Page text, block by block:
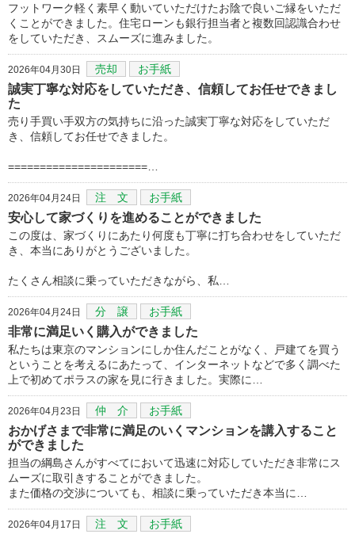
フットワーク軽く素早く動いていただけたお陰で良いご縁をいただ
くことができました。住宅ローンも銀行担当者と複数回認識合わせ
をしていただき、スムーズに進みました。
2026年04月30日 売却 お手紙
誠実丁寧な対応をしていただき、信頼してお任せできまし
た
売り手買い手双方の気持ちに沿った誠実丁寧な対応をしていただ
き、信頼してお任せできました。
======================…
2026年04月24日 注 文 お手紙
安心して家づくりを進めることができました
この度は、家づくりにあたり何度も丁寧に打ち合わせをしていただ
き、本当にありがとうございました。
たくさん相談に乗っていただきながら、私…
2026年04月24日 分 譲 お手紙
非常に満足いく購入ができました
私たちは東京のマンションにしか住んだことがなく、戸建てを買う
ということを考えるにあたって、インターネットなどで多く調べた
上で初めてポラスの家を見に行きました。実際に…
2026年04月23日 仲 介 お手紙
おかげさまで非常に満足のいくマンションを講入すること
ができました
担当の綱島さんがすべてにおいて迅速に対応していただき非常にス
ムーズに取引きすることができました。
また価格の交渉についても、相談に乗っていただき本当に…
2026年04月17日 注 文 お手紙